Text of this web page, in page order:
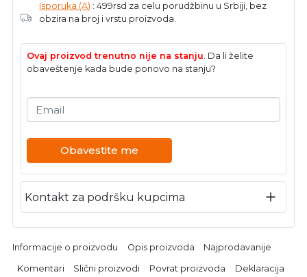
Isporuka (A) : 499rsd za celu porudžbinu u Srbiji, bez
obzira na broj i vrstu proizvoda.
Ovaj proizvod trenutno nije na stanju. Da li želite
obaveštenje kada bude ponovo na stanju?
Email
Obavestite me
Kontakt za podršku kupcima
Informacije o proizvodu Opis proizvoda Najprodavanije
Komentari Slični proizvodi Povrat proizvoda Deklaracija